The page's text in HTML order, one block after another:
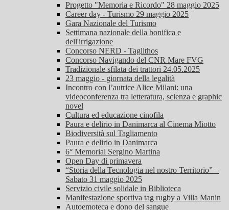
Progetto "Memoria e Ricordo" 28 maggio 2025
Career day - Turismo 29 maggio 2025
Gara Nazionale del Turismo
Settimana nazionale della bonifica e
dell'irrigazione
Concorso NERD - Taglithos
Concorso Navigando del CNR Mare FVG
Tradizionale sfilata dei trattori 24.05.2025
23 maggio - giornata della legalità
Incontro con l’autrice Alice Milani: una
videoconferenza tra letteratura, scienza e graphic
novel
Cultura ed educazione cinofila
Paura e delirio in Danimarca al Cinema Miotto
Biodiversità sul Tagliamento
Paura e delirio in Danimarca
6° Memorial Sergino Martina
Open Day di primavera
“Storia della Tecnologia nel nostro Territorio” –
Sabato 31 maggio 2025
Servizio civile solidale in Biblioteca
Manifestazione sportiva tag rugby a Villa Manin
Autoemoteca e dono del sangue